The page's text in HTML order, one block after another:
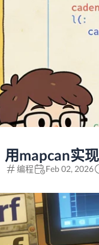
用mapcan实
编程 Feb 02, 2026